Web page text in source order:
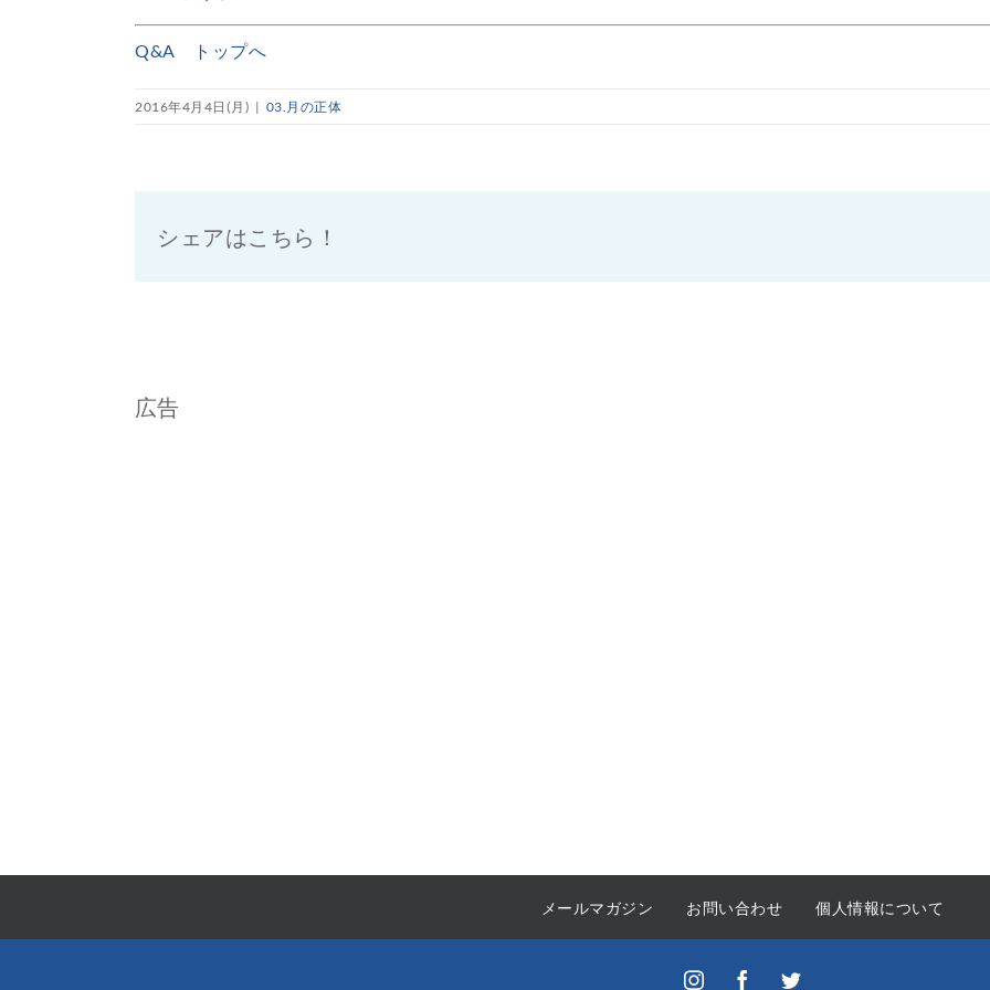
Q&A トップへ
2016年4月4日(月) | 03.月の正体
シェアはこちら！
広告
メールマガジン お問い合わせ 個人情報について